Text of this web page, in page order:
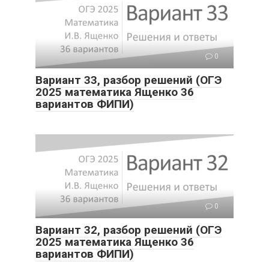
0
Вариант 33, разбор решений (ОГЭ
2025 математика Ященко 36
вариантов ФИПИ)
0
Вариант 32, разбор решений (ОГЭ
2025 математика Ященко 36
вариантов ФИПИ)